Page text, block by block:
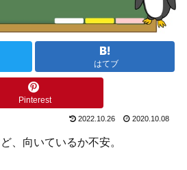
はてブ
Pinterest
2022.10.26 2020.10.08
、向いているか不安。